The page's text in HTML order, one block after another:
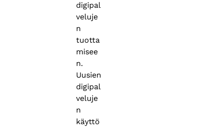
digipal
veluje
n
tuotta
misee
n.
Uusien
digipal
veluje
n
käyttö